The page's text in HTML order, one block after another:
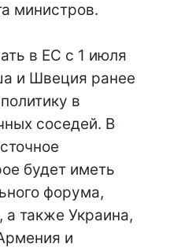
министров.
в ЕС с 1 июля
и Швеция ранее
в
соседей. В
будет иметь
форума,
а также Украина,
и